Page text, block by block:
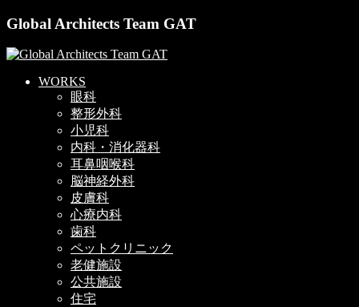
Global Architects Team GAT
WORKS
眼科
整形外科
小児科
内科・消化器科
耳鼻咽喉科
脳神経外科
皮膚科
心療内科
歯科
ペットクリニック
老健施設
公共施設
住宅